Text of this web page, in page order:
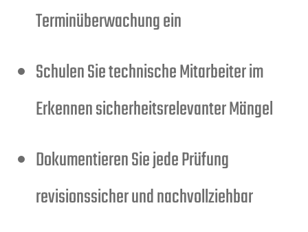
Terminüberwachung ein
Schulen Sie technische Mitarbeiter im
Erkennen sicherheitsrelevanter Mängel
Dokumentieren Sie jede Prüfung
revisionssicher und nachvollziehbar